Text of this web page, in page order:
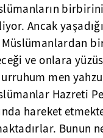
Ancak
ve onlara
men
Hazreti
hareket
Bunun